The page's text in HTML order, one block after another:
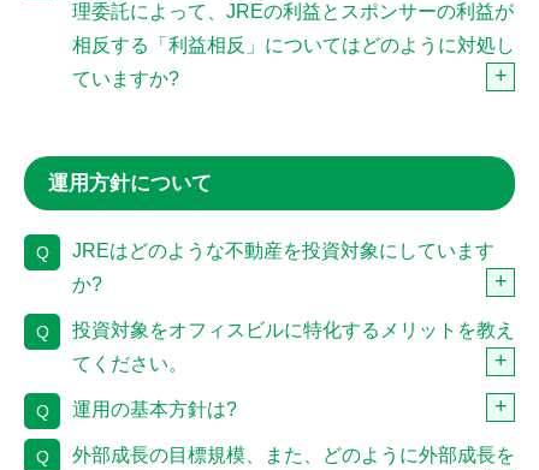
理委託によって、JREの利益とスポンサーの利益が
相反する「利益相反」についてはどのように対処し
ていますか?
運用方針について
Q
JREはどのような不動産を投資対象にしています
か?
Q
投資対象をオフィスビルに特化するメリットを教え
てください。
Q 運用の基本方針は?
Q
外部成長の目標規模、また、どのように外部成長を